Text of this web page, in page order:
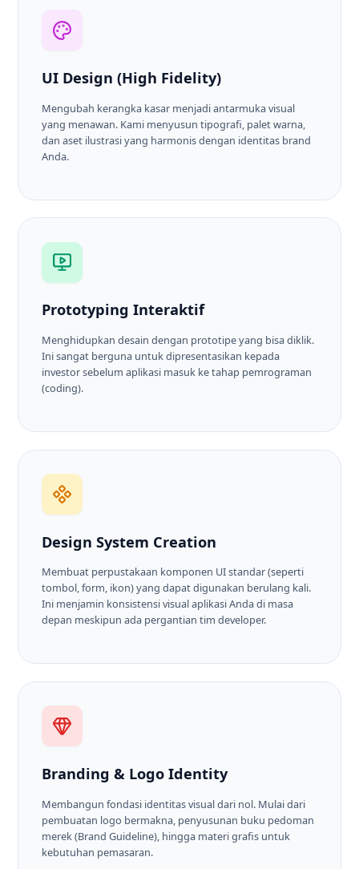
UI Design (High Fidelity)
Mengubah kerangka kasar menjadi antarmuka visual
yang menawan. Kami menyusun tipografi, palet warna,
dan aset ilustrasi yang harmonis dengan identitas brand
Anda.
Prototyping Interaktif
Menghidupkan desain dengan prototipe yang bisa diklik.
Ini sangat berguna untuk dipresentasikan kepada
investor sebelum aplikasi masuk ke tahap pemrograman
(coding).
Design System Creation
Membuat perpustakaan komponen UI standar (seperti
tombol, form, ikon) yang dapat digunakan berulang kali.
Ini menjamin konsistensi visual aplikasi Anda di masa
depan meskipun ada pergantian tim developer.
Branding & Logo Identity
Membangun fondasi identitas visual dari nol. Mulai dari
pembuatan logo bermakna, penyusunan buku pedoman
merek (Brand Guideline), hingga materi grafis untuk
kebutuhan pemasaran.